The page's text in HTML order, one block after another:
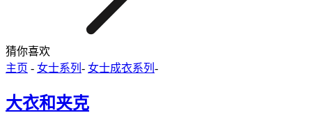
猜你喜欢
主页 - 女士系列 - 女士成衣系列 -
大衣和夹克